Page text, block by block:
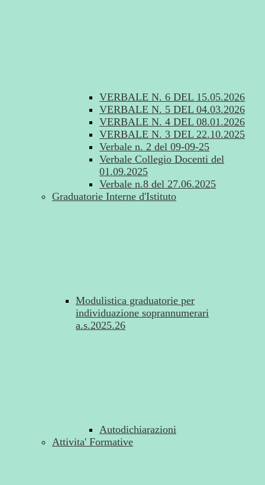
VERBALE N. 6 DEL 15.05.2026
VERBALE N. 5 DEL 04.03.2026
VERBALE N. 4 DEL 08.01.2026
VERBALE N. 3 DEL 22.10.2025
Verbale n. 2 del 09-09-25
Verbale Collegio Docenti del
01.09.2025
Verbale n.8 del 27.06.2025
Graduatorie Interne d'Istituto
Modulistica graduatorie per
individuazione soprannumerari
a.s.2025.26
Autodichiarazioni
Attivita' Formative